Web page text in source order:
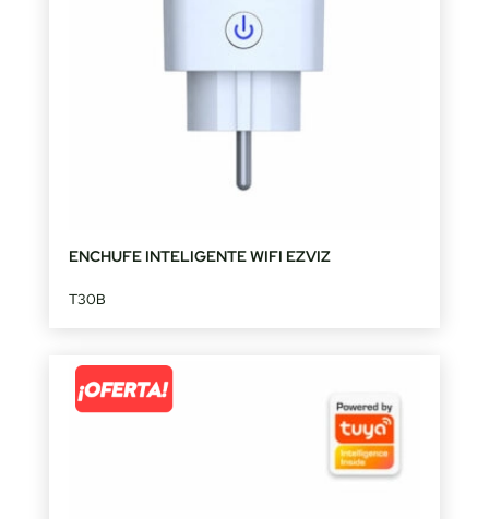
ENCHUFE INTELIGENTE WIFI EZVIZ
T30B